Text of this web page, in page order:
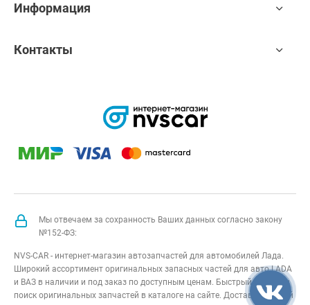
Информация
Контакты
Мы отвечаем за сохранность Ваших данных согласно закону
№152-ФЗ:
NVS-CAR - интернет-магазин автозапчастей для автомобилей Лада.
Широкий ассортимент оригинальных запасных частей для авто LADA
и ВАЗ в наличии и под заказ по доступным ценам. Быстрый подбор и
поиск оригинальных запчастей в каталоге на сайте. Доставка по всей